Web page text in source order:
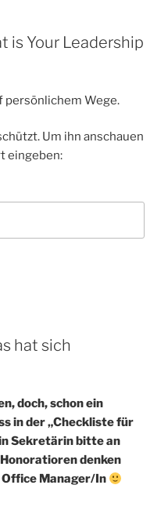
is Your Leadership
persönlichem Wege.
Um ihn anschauen
eingeben:
hat sich
doch, schon ein
in der „Checkliste für
Sekretärin bitte an
denken
Office Manager/In